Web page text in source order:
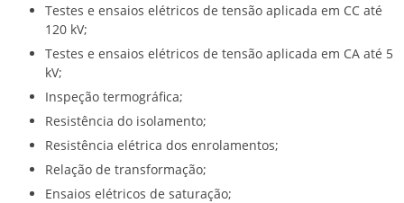
Testes e ensaios elétricos de tensão aplicada em CC até
120 kV;
Testes e ensaios elétricos de tensão aplicada em CA até 5
kV;
Inspeção termográfica;
Resistência do isolamento;
Resistência elétrica dos enrolamentos;
Relação de transformação;
Ensaios elétricos de saturação;